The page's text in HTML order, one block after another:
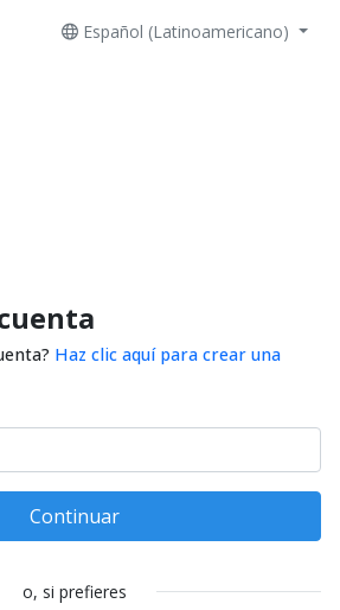
Español (Latinoamericano)
Haz clic aquí para crear una
Continuar
o, si prefieres